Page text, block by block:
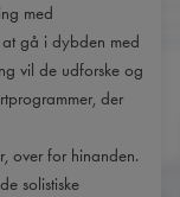
med
at gå i dybden med
vil de udforske og
der
over for hinanden.
solistiske